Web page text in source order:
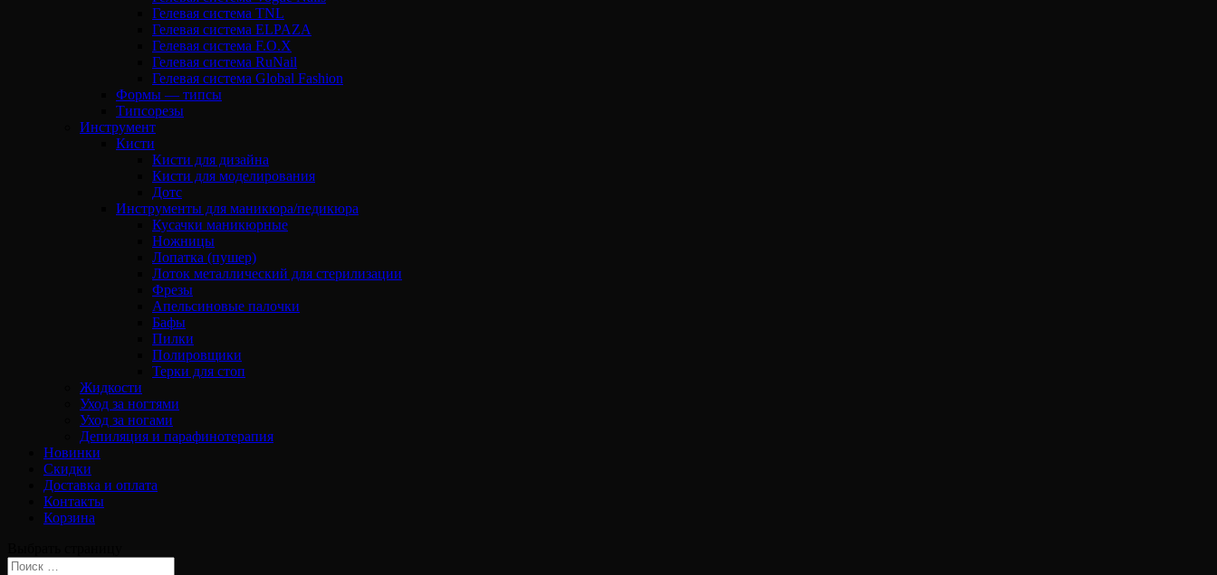
Гелевая система TNL
Гелевая система ELPAZA
Гелевая система F.O.X
Гелевая система RuNail
Гелевая система Global Fashion
Формы — типсы
Типсорезы
Инструмент
Кисти
Кисти для дизайна
Кисти для моделирования
Дотс
Инструменты для маникюра/педикюра
Кусачки маникюрные
Ножницы
Лопатка (пушер)
Лоток металлический для стерилизации
Фрезы
Апельсиновые палочки
Бафы
Пилки
Полировщики
Терки для стоп
Жидкости
Уход за ногтями
Уход за ногами
Депиляция и парафинотерапия
Новинки
Скидки
Доставка и оплата
Контакты
Корзина